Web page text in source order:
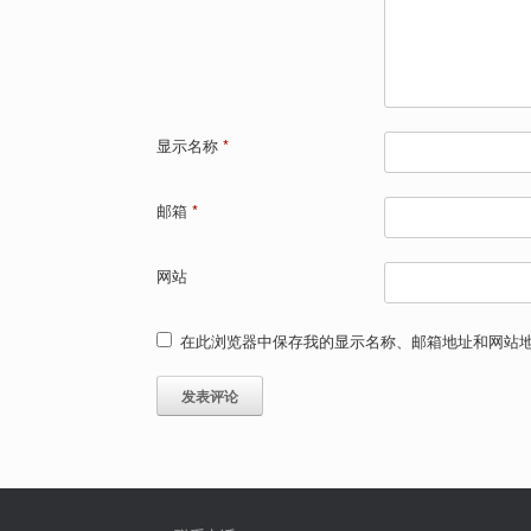
显示名称 *
邮箱 *
网站
在此浏览器中保存我的显示名称、邮箱地址和网站